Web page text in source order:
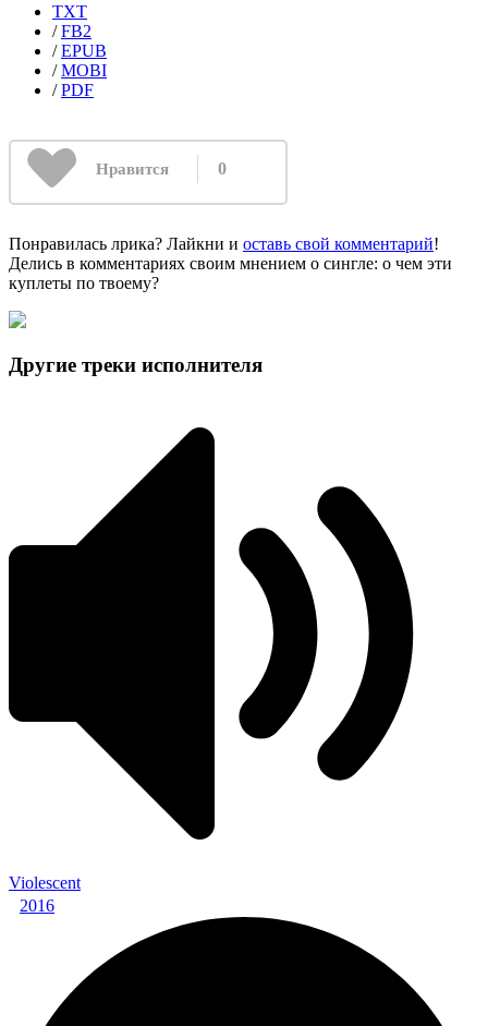
TXT
/FB2
/EPUB
/MOBI
/PDF
Нравится 0
Понравилась лрика? Лайкни и оставь свой комментарий!
Делись в комментариях своим мнением о сингле: о чем эти
куплеты по твоему?
Другие треки исполнителя
Violescent
2016